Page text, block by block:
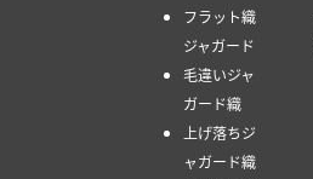
フラット織
ジャガード
毛違いジャ
ガード織
上げ落ちジ
ャガード織